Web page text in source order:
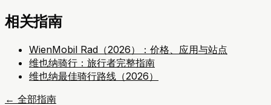
相关指南
WienMobil Rad（2026）：价格、应用与站点
维也纳骑行：旅行者完整指南
维也纳最佳骑行路线（2026）
← 全部指南